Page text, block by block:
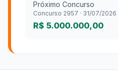
Próximo Concurso
Concurso 2957 · 31/07/2026
R$ 5.000.000,00